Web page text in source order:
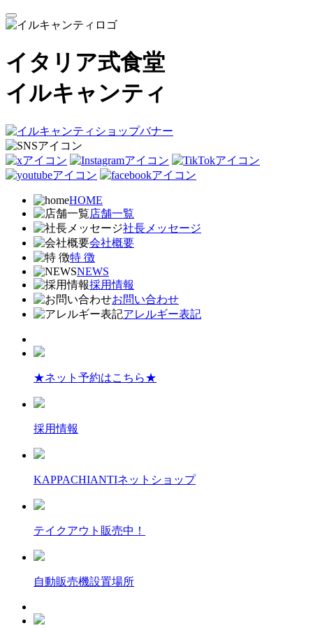
イタリア式食堂
イルキャンティ
HOME
店舗一覧
社長メッセージ
会社概要
特 徴
NEWS
採用情報
お問い合わせ
アレルギー表記
★ネット予約はこちら★
採用情報
KAPPACHIANTIネットショップ
テイクアウト販売中！
自動販売機設置場所